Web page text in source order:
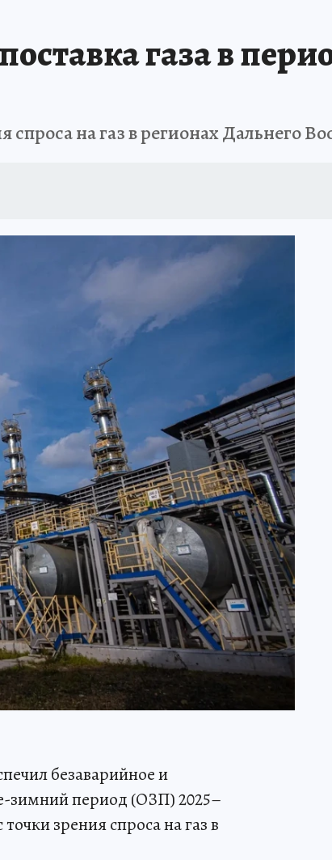
МОЙ ЛЮБИМЫЙ УЧИТЕЛЬ – 2024 ИСПЫТАНО НА СЕБЕ
газа в
на газ в регионах Дальнего
безаварийное и
зимний период (ОЗП) 2025–
зрения спроса на газ в